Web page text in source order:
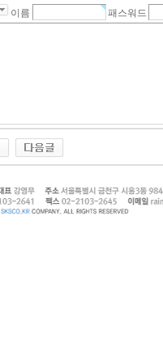
이름 패스워드